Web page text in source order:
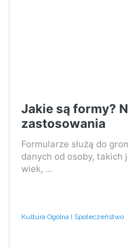
Jakie są formy?
zastosowania
Formularze służą do
danych od osoby, takich
wiek, ...
Kultura Ogólna I Społeczeństwo